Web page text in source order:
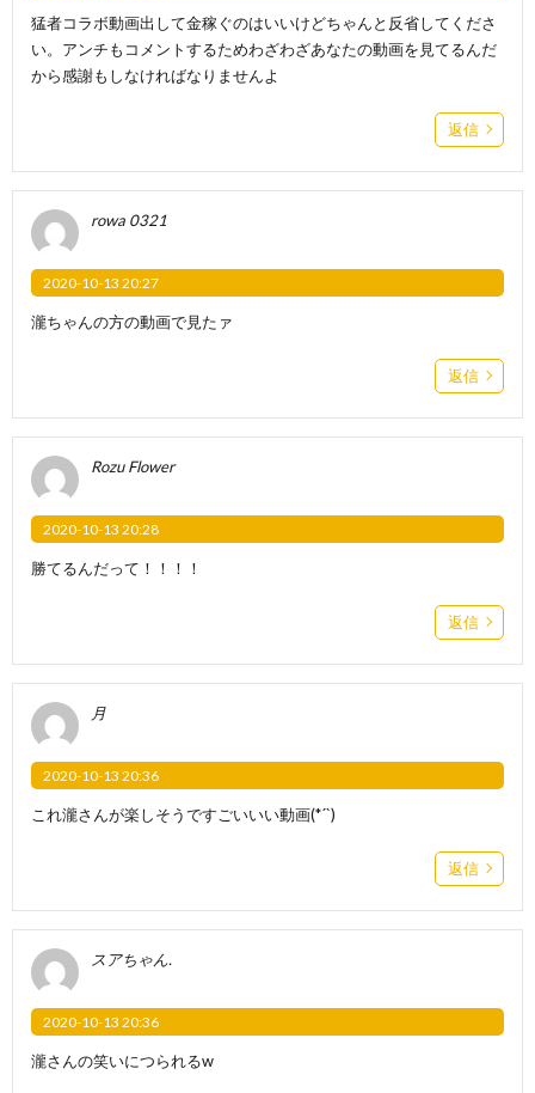
猛者コラボ動画出して金稼ぐのはいいけどちゃんと反省してくださ
い。アンチもコメントするためわざわざあなたの動画を見てるんだ
から感謝もしなければなりませんよ
返信
rowa 0321
2020-10-13 20:27
瀧ちゃんの方の動画で見たァ
返信
Rozu Flower
2020-10-13 20:28
勝てるんだって！！！！
返信
月
2020-10-13 20:36
これ瀧さんが楽しそうですごいいい動画(*´`)
返信
スアちゃん.
2020-10-13 20:36
瀧さんの笑いにつられるw